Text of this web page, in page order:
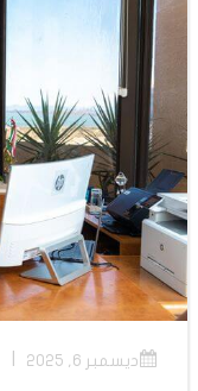
ديسمبر 6, 2025